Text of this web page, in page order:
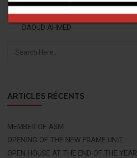
PREV
DAOUD AHMED
ARTICLES RÉCENTS
MEMBER OF ASM
OPENING OF THE NEW FRAME UNIT
OPEN HOUSE AT THE END OF THE YEAR